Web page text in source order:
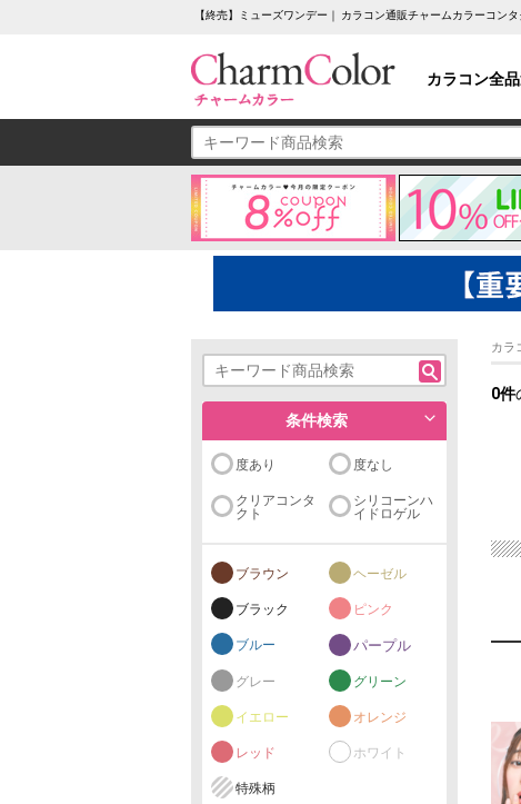
【終売】ミューズワンデー｜ カラコン通販チャームカラーコンタ
カラコン全
条件検索
度あり 度なし
クリアコンタ
クト
シリコーンハ
イドロゲル
ブラウン ヘーゼル
ブラック ピンク
ブルー パープル
グレー グリーン
イエロー オレンジ
レッド ホワイト
特殊柄
カラ
0件